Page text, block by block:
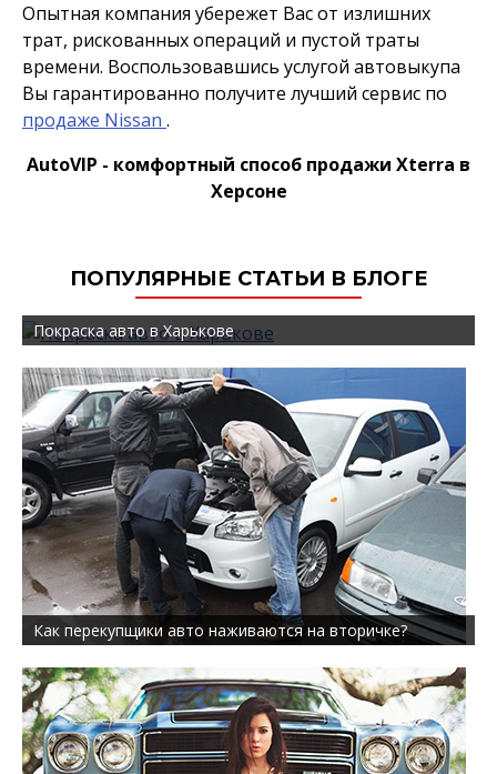
Опытная компания убережет Вас от излишних
трат, рискованных операций и пустой траты
времени. Воспользовавшись услугой автовыкупа
Вы гарантированно получите лучший сервис по
продаже Nissan .
AutoVIP - комфортный способ продажи Xterra в
Херсоне
ПОПУЛЯРНЫЕ СТАТЬИ В БЛОГЕ
Покраска авто в Харькове
Как перекупщики авто наживаются на вторичке?